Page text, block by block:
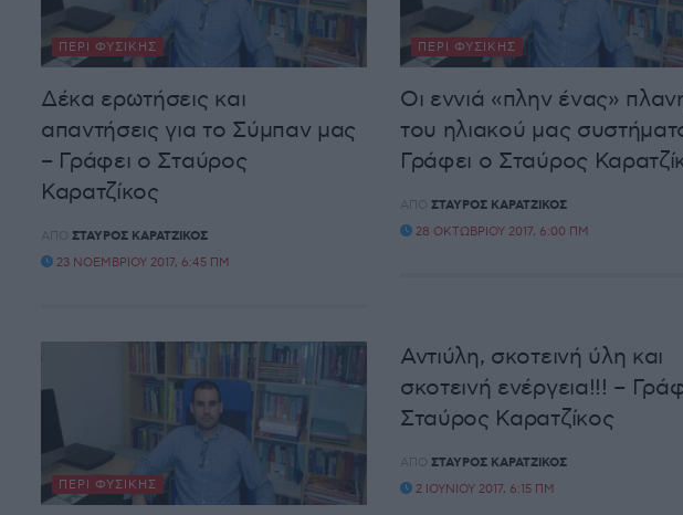
ΠΕΡΊ ΦΥΣΙΚΉΣ
Δέκα ερωτήσεις και
απαντήσεις για το Σύμπαν μας
– Γράφει ο Σταύρος
Καρατζίκος
ΑΠΌ ΣΤΑΎΡΟΣ ΚΑΡΑΤΖΊΚΟΣ
23 ΝΟΕΜΒΡΊΟΥ 2017, 6:45 ΠΜ
ΠΕΡΊ ΦΥΣΙΚΉΣ
Οι εννιά «πλην ένας»
του ηλιακού μας
Γράφει ο Σταύρος
ΑΠΌ ΣΤΑΎΡΟΣ ΚΑΡΑΤΖΊΚΟΣ
28 ΟΚΤΩΒΡΊΟΥ 2017, 6:00 ΠΜ
ΠΕΡΊ ΦΥΣΙΚΉΣ
Αντιύλη, σκοτεινή ύλη και
σκοτεινή ενέργεια!!! –
Σταύρος Καρατζίκος
ΑΠΌ ΣΤΑΎΡΟΣ ΚΑΡΑΤΖΊΚΟΣ
2 ΙΟΥΝΊΟΥ 2017, 6:15 ΠΜ